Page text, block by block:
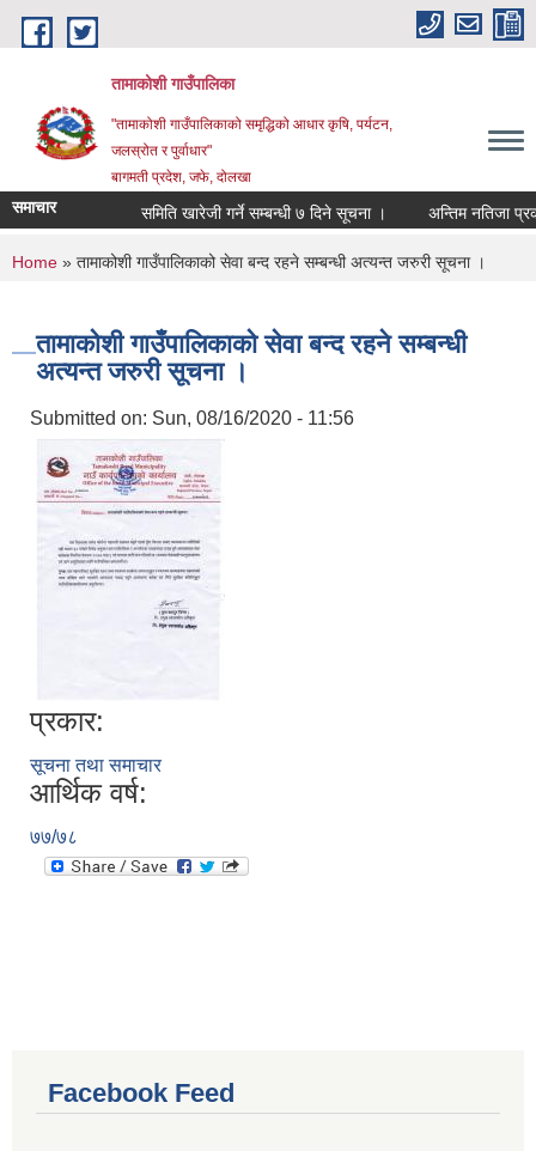
Skip to main content
तामाकोशी गाउँपालिका
"तामाकोशी गाउँपालिकाको समृद्धिको आधार कृषि, पर्यटन,
जलस्रोत र पुर्वाधार"
बागमती प्रदेश, जफे, दोलखा
समाचार समिति खारेजी गर्ने सम्बन्धी ७ दिने सूचना । अन्तिम नतिजा
You are here
Home » तामाकोशी गाउँपालिकाको सेवा बन्द रहने सम्बन्धी अत्यन्त जरुरी सूचना ।
तामाकोशी गाउँपालिकाको सेवा बन्द रहने सम्बन्धी
अत्यन्त जरुरी सूचना ।
Submitted on: Sun, 08/16/2020 - 11:56
प्रकार:
सूचना तथा समाचार
आर्थिक वर्ष:
७७/७८
Facebook Feed